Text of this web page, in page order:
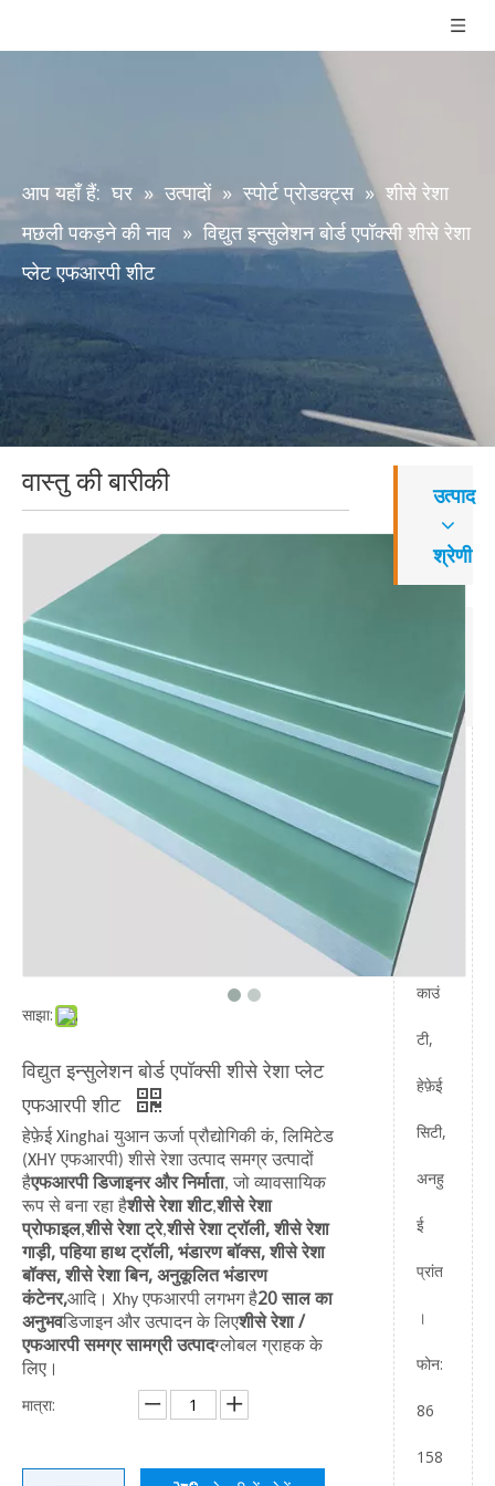
आप यहाँ हैं: घर » उत्पादों » स्पोर्ट प्रोडक्ट्स » शीसे रेशा
मछली पकड़ने की नाव » विद्युत इन्सुलेशन बोर्ड एपॉक्सी शीसे रेशा
प्लेट एफआरपी शीट
वास्तु की बारीकी
साझा:
विद्युत इन्सुलेशन बोर्ड एपॉक्सी शीसे रेशा प्लेट
एफआरपी शीट
हेफ़ेई Xinghai युआन ऊर्जा प्रौद्योगिकी कं, लिमिटेड
(XHY एफआरपी) शीसे रेशा उत्पाद समग्र उत्पादों
हैएफआरपी डिजाइनर और निर्माता, जो व्यावसायिक
रूप से बना रहा हैशीसे रेशा शीट,शीसे रेशा
प्रोफाइल,शीसे रेशा ट्रे,शीसे रेशा ट्रॉली, शीसे रेशा
गाड़ी, पहिया हाथ ट्रॉली, भंडारण बॉक्स, शीसे रेशा
बॉक्स, शीसे रेशा बिन, अनुकूलित भंडारण
कंटेनर,आदि। Xhy एफआरपी लगभग है20 साल का
अनुभवडिजाइन और उत्पादन के लिएशीसे रेशा /
एफआरपी समग्र सामग्री उत्पादग्लोबल ग्राहक के
लिए।
मात्रा:
उत्पाद
श्रेणी
जोड़ें:
यान
डिया
काउं
टी,
हेफ़ेई
सिटी,
अनहु
ई
प्रांत
।
फोन:
86
158